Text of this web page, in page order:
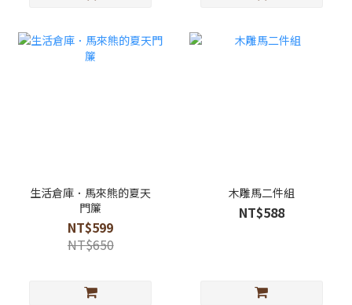
生活倉庫．馬來熊的夏天
門簾
NT$599
NT$650
木雕馬二件組
NT$588